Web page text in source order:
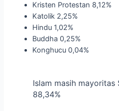
Kristen Protestan 8,12%
Katolik 2,25%
Hindu 1,02%
Buddha 0,25%
Konghucu 0,04%
Islam masih mayoritas
88,34%